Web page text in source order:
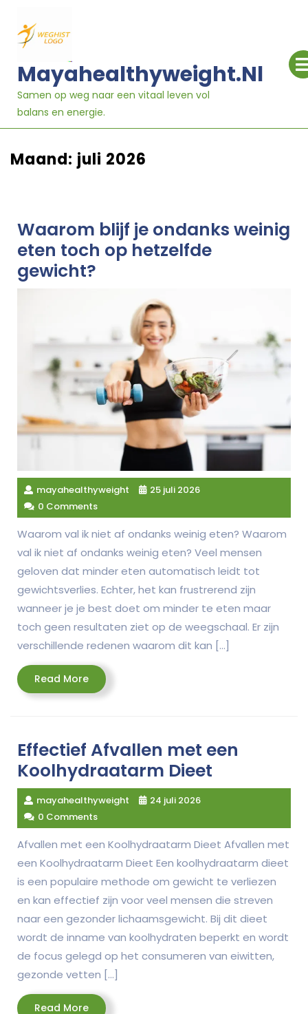
naar
inhoud
Mayahealthyweight.nl
Samen op weg naar een vitaal leven vol
balans en energie.
Maand: juli 2026
Waarom blijf je ondanks weinig
eten toch op hetzelfde
gewicht?
mayahealthyweight
25 juli 2026
0 Comments
Waarom val ik niet af ondanks weinig eten? Waarom
val ik niet af ondanks weinig eten? Veel mensen
geloven dat minder eten automatisch leidt tot
gewichtsverlies. Echter, het kan frustrerend zijn
wanneer je je best doet om minder te eten maar
toch geen resultaten ziet op de weegschaal. Er zijn
verschillende redenen waarom dit kan […]
Read MoreRead
More
Effectief Afvallen met een
Koolhydraatarm Dieet
mayahealthyweight
24 juli 2026
0 Comments
Afvallen met een Koolhydraatarm Dieet Afvallen met
een Koolhydraatarm Dieet Een koolhydraatarm dieet
is een populaire methode om gewicht te verliezen
en kan effectief zijn voor veel mensen die streven
naar een gezonder lichaamsgewicht. Bij dit dieet
wordt de inname van koolhydraten beperkt en wordt
de focus gelegd op het consumeren van eiwitten,
gezonde vetten […]
Read MoreRead